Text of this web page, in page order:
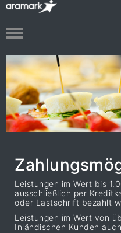
Leistungen im Wert bis
ausschließlich per
oder Lastschrift bezahlt
Leistungen im Wert von
Inländischen Kunden